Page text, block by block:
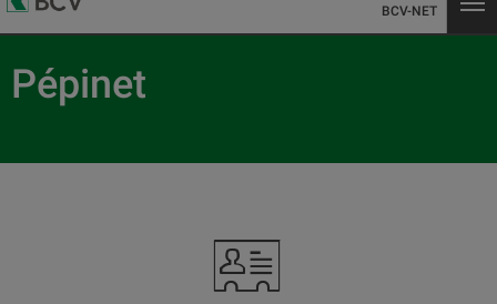
BCV-NET
Pépinet